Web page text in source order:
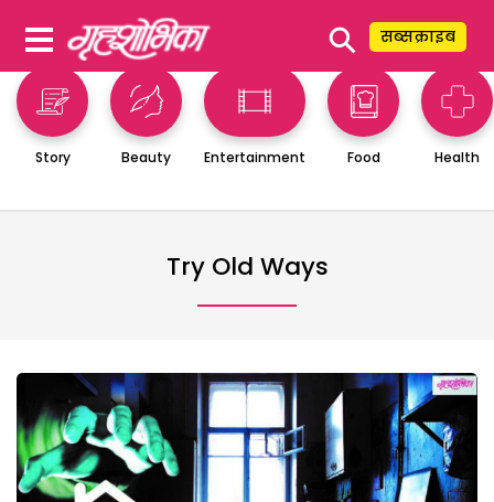
⚲ सब्सक्राइब
Story Beauty Entertainment Food Health
Try Old Ways